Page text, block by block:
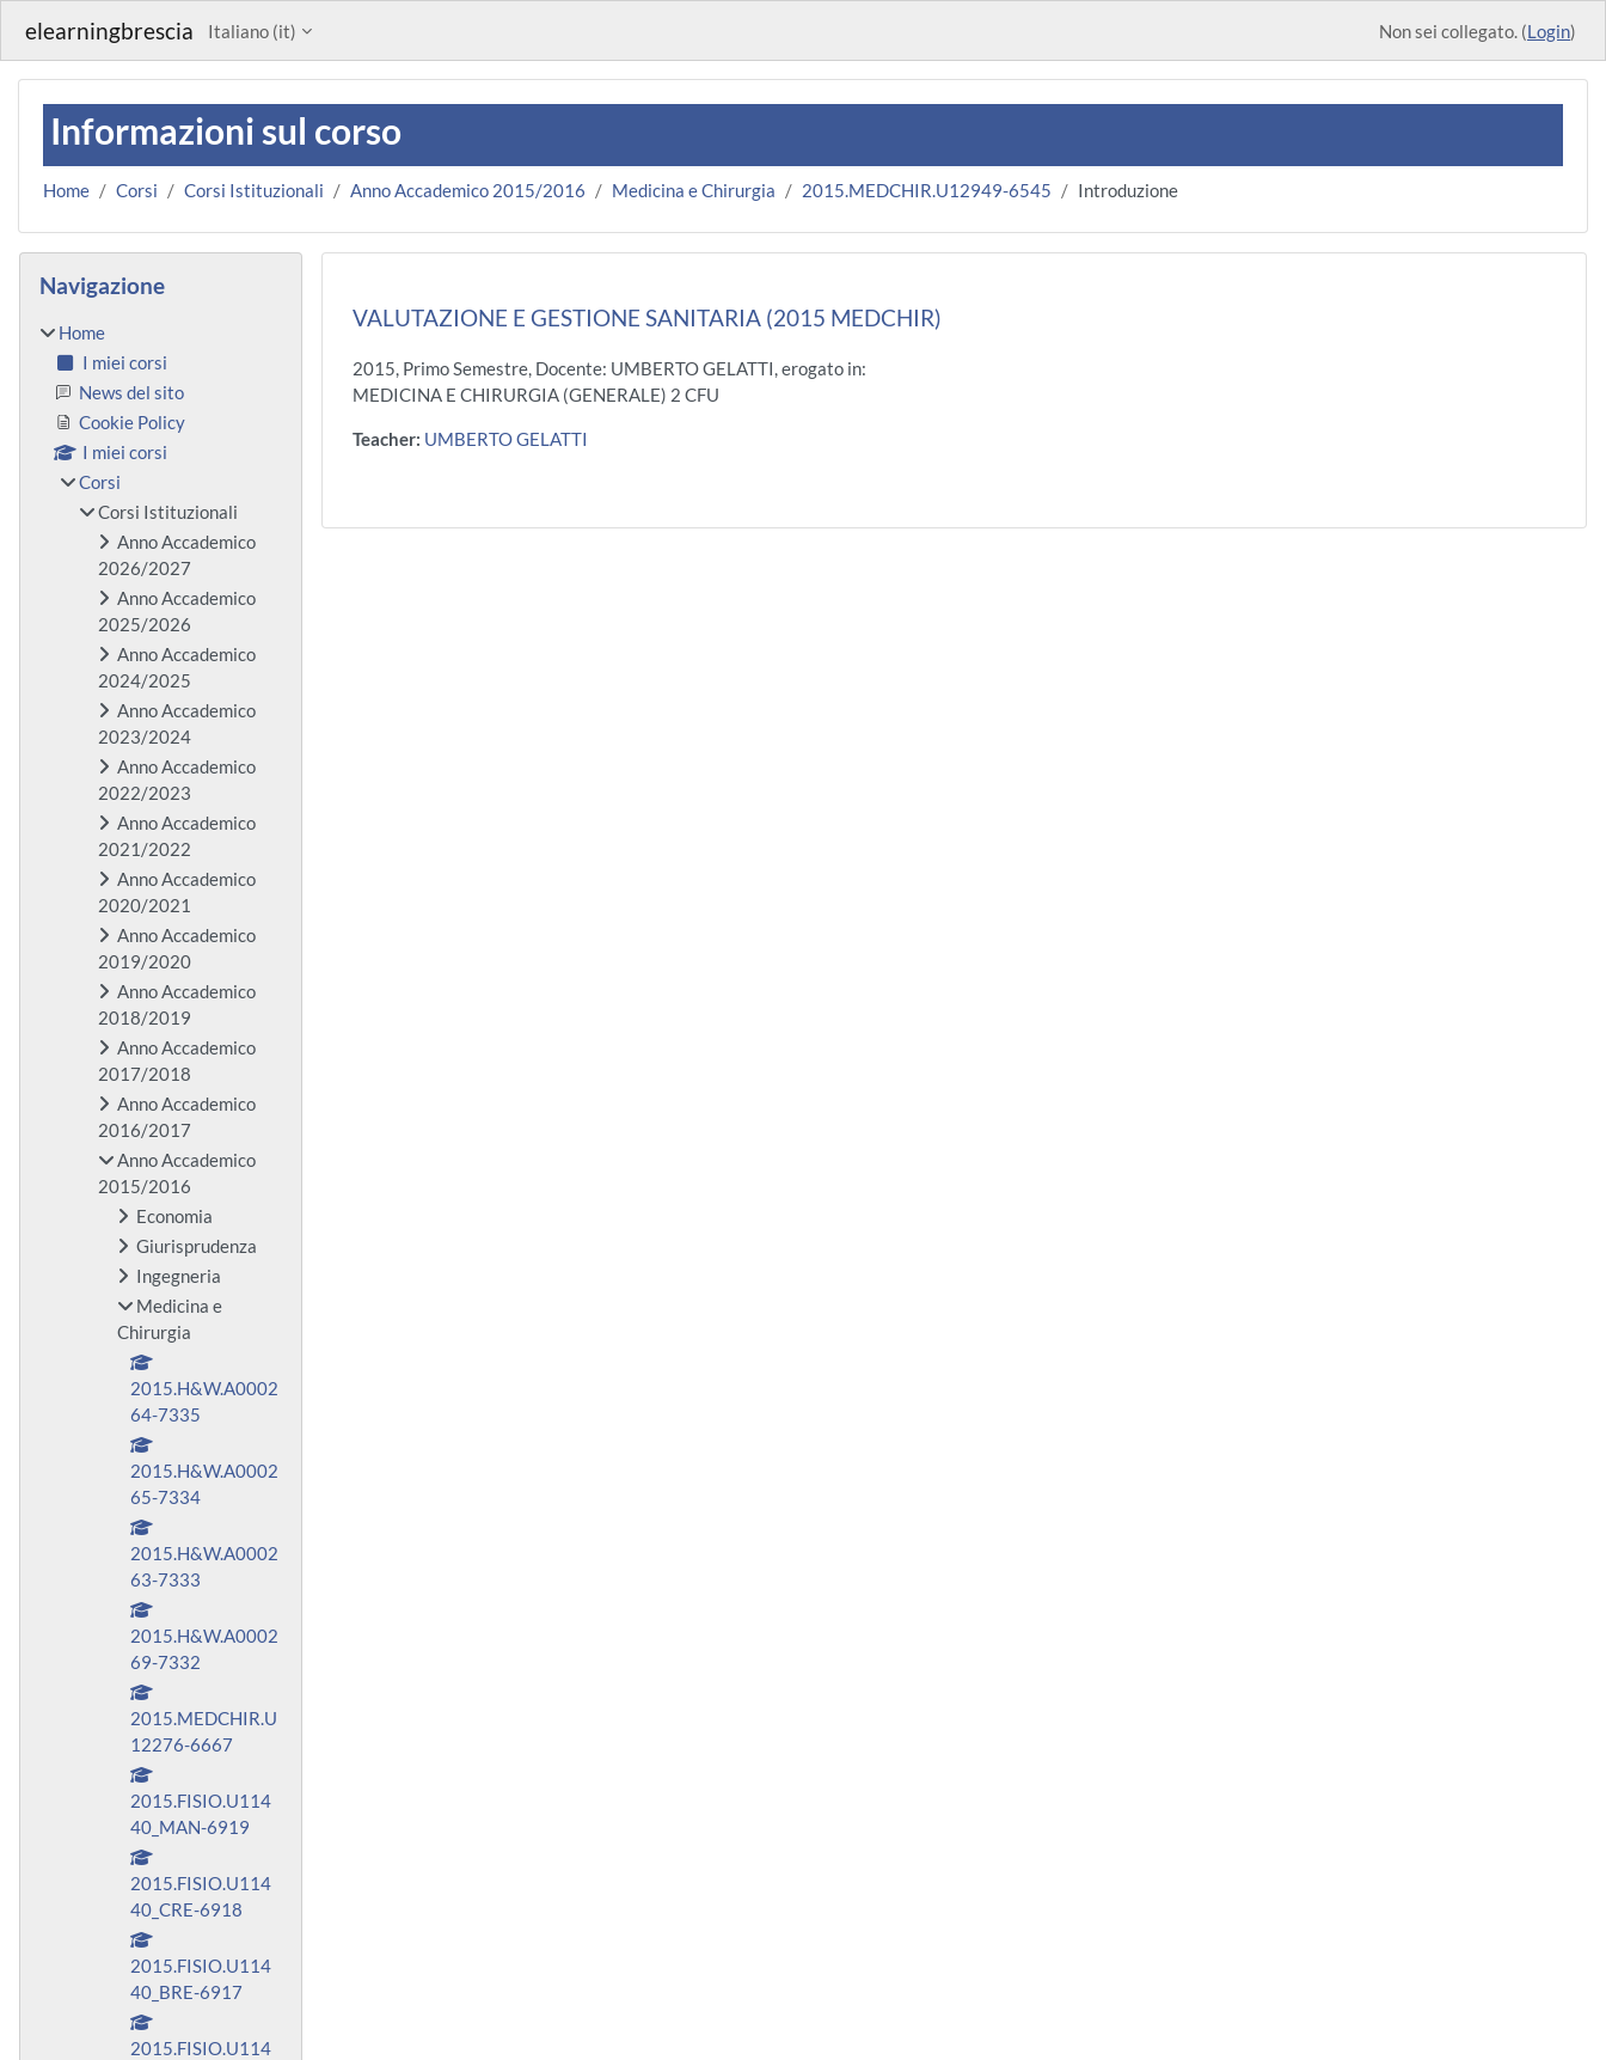
elearningbrescia Italiano ‎(it)‎ Non sei collegato. (Login)
Informazioni sul corso
Home Corsi Corsi Istituzionali Anno Accademico 2015/2016 Medicina e Chirurgia 2015.MEDCHIR.U12949-6545 Introduzione
VALUTAZIONE E GESTIONE SANITARIA (2015 MEDCHIR)
2015, Primo Semestre, Docente: UMBERTO GELATTI, erogato in:
MEDICINA E CHIRURGIA (GENERALE) 2 CFU
Teacher: UMBERTO GELATTI
Blocchi
Navigazione
Home
I miei corsi
News del sito
Cookie Policy
I miei corsi
Corsi
Corsi Istituzionali
Anno Accademico
2026/2027
Anno Accademico
2025/2026
Anno Accademico
2024/2025
Anno Accademico
2023/2024
Anno Accademico
2022/2023
Anno Accademico
2021/2022
Anno Accademico
2020/2021
Anno Accademico
2019/2020
Anno Accademico
2018/2019
Anno Accademico
2017/2018
Anno Accademico
2016/2017
Anno Accademico
2015/2016
Economia
Giurisprudenza
Ingegneria
Medicina e
Chirurgia
2015.H&W.A0002
64-7335
2015.H&W.A0002
65-7334
2015.H&W.A0002
63-7333
2015.H&W.A0002
69-7332
2015.MEDCHIR.U
12276-6667
2015.FISIO.U114
40_MAN-6919
2015.FISIO.U114
40_CRE-6918
2015.FISIO.U114
40_BRE-6917
2015.FISIO.U114